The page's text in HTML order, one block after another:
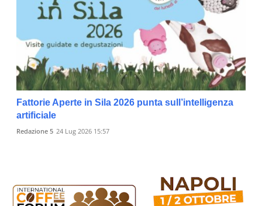
Fattorie Aperte in Sila 2026 punta sull’intelligenza
artificiale
Redazione 5 24 Lug 2026 15:57